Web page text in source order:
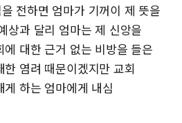
전하면 엄마가 기꺼이 제 뜻을
상과 달리 엄마는 제 신앙을
대한 근거 없는 비방을 들은
염려 때문이겠지만 교회
하는 엄마에게 내심